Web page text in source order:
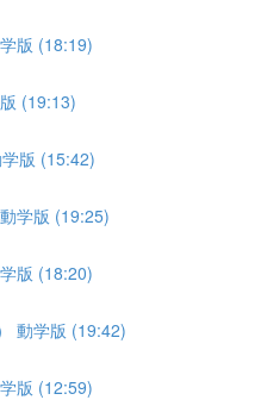
版 (18:19)
(19:13)
版 (15:42)
学版 (19:25)
版 (18:20)
動学版 (19:42)
版 (12:59)